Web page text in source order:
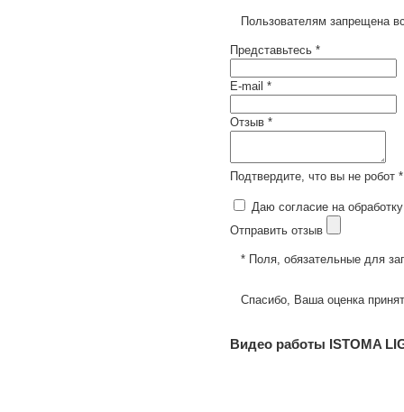
Пользователям запрещена
Представьтесь *
E-mail *
Отзыв *
Подтвердите, что вы не робот *
Даю согласие на
Отправить отзыв
* Поля, обязательные для
Спасибо, Ваша оценка
Видео работы ISTOMA